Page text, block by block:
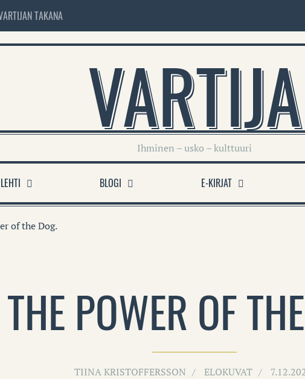
TAKANA
VARTIJA
Ihminen – usko – kulttuuri
LEHTI BLOGI E-KIRJAT
THE POWER OF
TIINA KRISTOFFERSSON ELOKUVAT